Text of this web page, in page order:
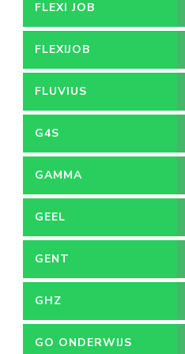
FLEXI JOB
FLEXIJOB
FLUVIUS
G4S
GAMMA
GEEL
GENT
GHZ
GO ONDERWIJS